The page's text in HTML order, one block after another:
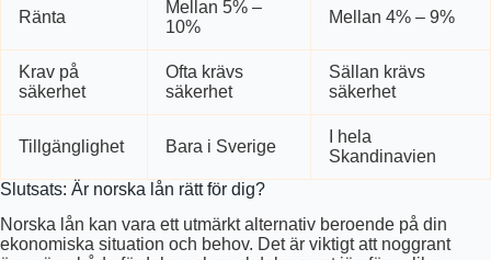
Ränta
Mellan 5% –
10%
Mellan 4% – 9%
Krav på
säkerhet
Ofta krävs
säkerhet
Sällan krävs
säkerhet
Tillgänglighet Bara i Sverige
I hela
Skandinavien
Slutsats: Är norska lån rätt för dig?
Norska lån kan vara ett utmärkt alternativ beroende på din
ekonomiska situation och behov. Det är viktigt att noggrant